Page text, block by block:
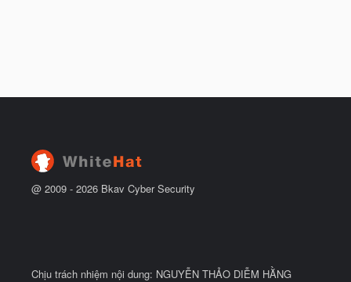
@ 2009 - 2026 Bkav Cyber Security
Chịu trách nhiệm nội dung: NGUYỄN THẢO DIỄM HẰNG